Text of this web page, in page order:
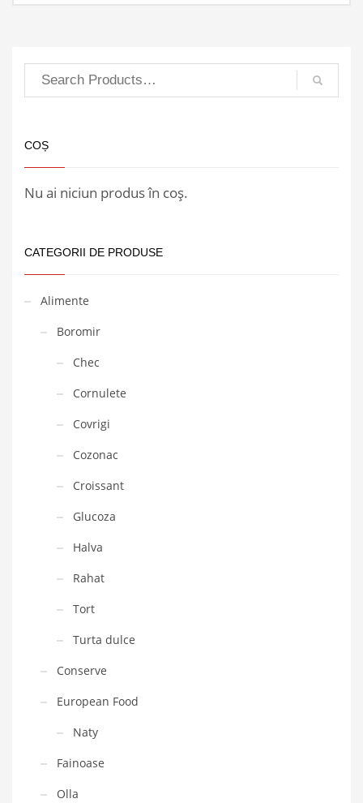
COȘ
Nu ai niciun produs în coș.
CATEGORII DE PRODUSE
Alimente
Boromir
Chec
Cornulete
Covrigi
Cozonac
Croissant
Glucoza
Halva
Rahat
Tort
Turta dulce
Conserve
European Food
Naty
Fainoase
Olla